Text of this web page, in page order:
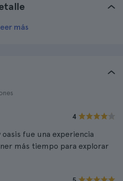
más
4
fue una experiencia
más tiempo para explorar